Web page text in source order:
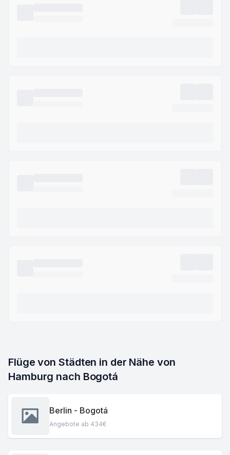
Flüge von Städten in der Nähe von
Hamburg nach Bogotá
Berlin - Bogotá
Angebote ab 434€